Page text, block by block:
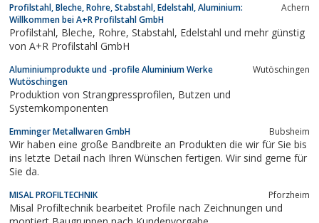
Profilstahl, Bleche, Rohre, Stabstahl, Edelstahl, Aluminium:
Willkommen bei A+R Profilstahl GmbH
Achern
Profilstahl, Bleche, Rohre, Stabstahl, Edelstahl und mehr günstig
von A+R Profilstahl GmbH
Aluminiumprodukte und -profile Aluminium Werke
Wutöschingen
Wutöschingen
Produktion von Strangpressprofilen, Butzen und
Systemkomponenten
Emminger Metallwaren GmbH Bubsheim
Wir haben eine große Bandbreite an Produkten die wir für Sie bis
ins letzte Detail nach Ihren Wünschen fertigen. Wir sind gerne für
Sie da.
MISAL PROFILTECHNIK Pforzheim
Misal Profiltechnik bearbeitet Profile nach Zeichnungen und